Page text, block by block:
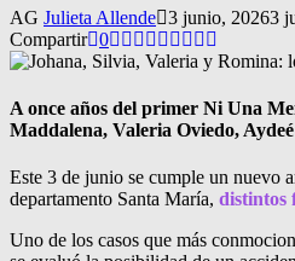
AG Julieta Allende 3 junio, 20263
Compartir 0
A once años del primer Ni Una
Maddalena, Valeria Oviedo,
Este 3 de junio se cumple un nuevo
departamento Santa María, distintos
Uno de los casos que más